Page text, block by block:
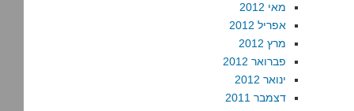
מאי 2012
אפריל 2012
מרץ 2012
פברואר 2012
ינואר 2012
דצמבר 2011